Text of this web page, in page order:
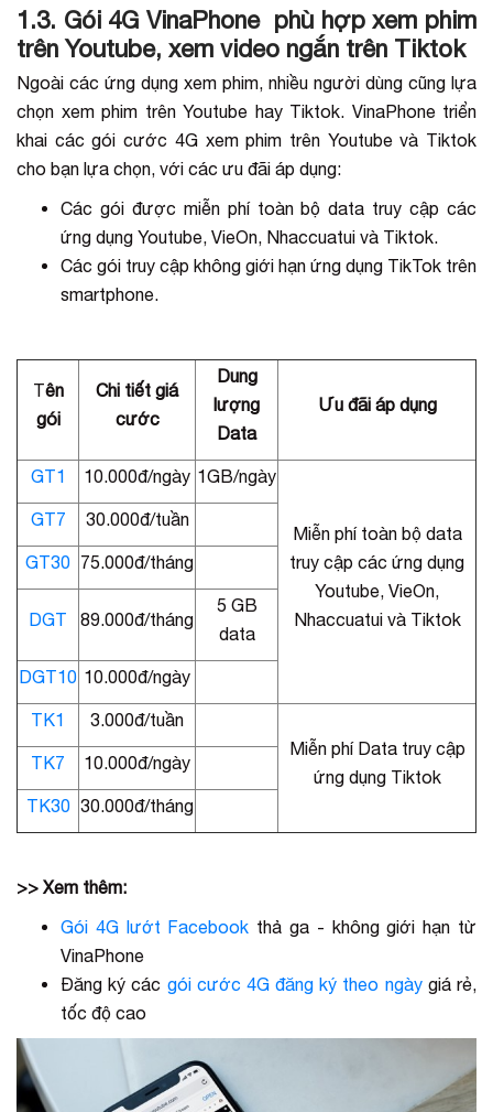
1.3. Gói 4G VinaPhone phù hợp xem phim
trên Youtube, xem video ngắn trên Tiktok
Ngoài các ứng dụng xem phim, nhiều người dùng cũng lựa
chọn xem phim trên Youtube hay Tiktok. VinaPhone triển
khai các gói cước 4G xem phim trên Youtube và Tiktok
cho bạn lựa chọn, với các ưu đãi áp dụng:
Các gói được miễn phí toàn bộ data truy cập các
ứng dụng Youtube, VieOn, Nhaccuatui và Tiktok.
Các gói truy cập không giới hạn ứng dụng TikTok trên
smartphone.
Tên
gói
Chi tiết giá
cước
Dung
lượng
Data
Ưu đãi áp dụng
GT1 10.000đ/ngày 1GB/ngày
Miễn phí toàn bộ data
truy cập các ứng dụng
Youtube, VieOn,
Nhaccuatui và Tiktok
GT7 30.000đ/tuần
GT30 75.000đ/tháng
DGT 89.000đ/tháng
5 GB
data
DGT10 10.000đ/ngày
TK1
3.000đ/tuần
Miễn phí Data truy cập
ứng dụng Tiktok
TK7 10.000đ/ngày
TK30 30.000đ/tháng
>> Xem thêm:
Gói 4G lướt Facebook thả ga - không giới hạn từ
VinaPhone
Đăng ký các gói cước 4G đăng ký theo ngàygiá rẻ,
tốc độ cao